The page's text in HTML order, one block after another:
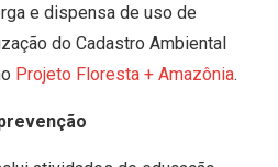
e dispensa de uso de
do Cadastro Ambiental
Projeto Floresta + Amazônia.